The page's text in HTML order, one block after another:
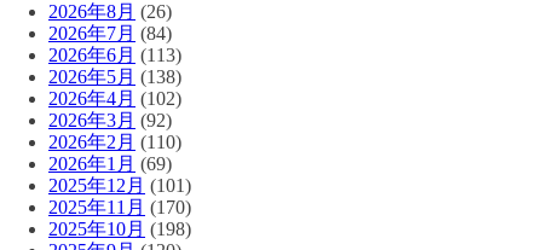
2026年8月 (26)
2026年7月 (84)
2026年6月 (113)
2026年5月 (138)
2026年4月 (102)
2026年3月 (92)
2026年2月 (110)
2026年1月 (69)
2025年12月 (101)
2025年11月 (170)
2025年10月 (198)